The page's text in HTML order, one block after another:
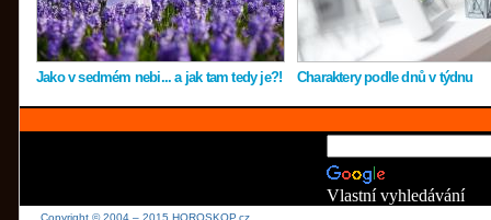
Jako v sedmém nebi... a jak tam tedy je?! Charaktery podle dnů v týdnu
Vlastní vyhledávání
Copyright © 2004 – 2015 HOROSKOP.cz